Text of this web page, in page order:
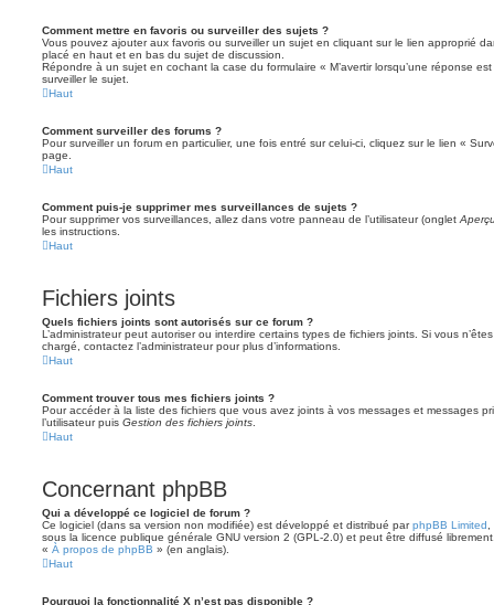
Comment mettre en favoris ou surveiller des sujets ?
Vous pouvez ajouter aux favoris ou surveiller un sujet en cliquant sur le lien approprié
placé en haut et en bas du sujet de discussion.
Répondre à un sujet en cochant la case du formulaire « M’avertir lorsqu’une réponse
surveiller le sujet.
Haut
Comment surveiller des forums ?
Pour surveiller un forum en particulier, une fois entré sur celui-ci, cliquez sur le lien «
page.
Haut
Comment puis-je supprimer mes surveillances de sujets ?
Pour supprimer vos surveillances, allez dans votre panneau de l’utilisateur (onglet
les instructions.
Haut
Fichiers joints
Quels fichiers joints sont autorisés sur ce forum ?
L’administrateur peut autoriser ou interdire certains types de fichiers joints. Si vous
chargé, contactez l’administrateur pour plus d’informations.
Haut
Comment trouver tous mes fichiers joints ?
Pour accéder à la liste des fichiers que vous avez joints à vos messages et messages
l’utilisateur puis Gestion des fichiers joints
Haut
Concernant phpBB
Qui a développé ce logiciel de forum ?
Ce logiciel (dans sa version non modifiée) est développé et distribué parphpBB Limited
sous la licence publique générale GNU version 2 (GPL-2.0) et peut être diffusé
« À propos de phpBB » (en anglais).
Haut
Pourquoi la fonctionnalité X n’est pas disponible ?